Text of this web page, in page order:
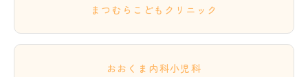
まつむらこどもクリニック
おおくま内科小児科